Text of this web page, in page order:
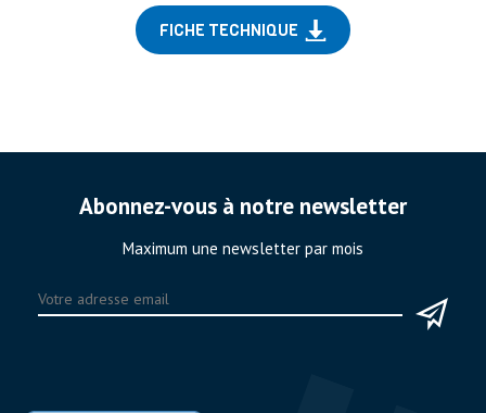
FICHE TECHNIQUE
Abonnez-vous à notre newsletter
Maximum une newsletter par mois